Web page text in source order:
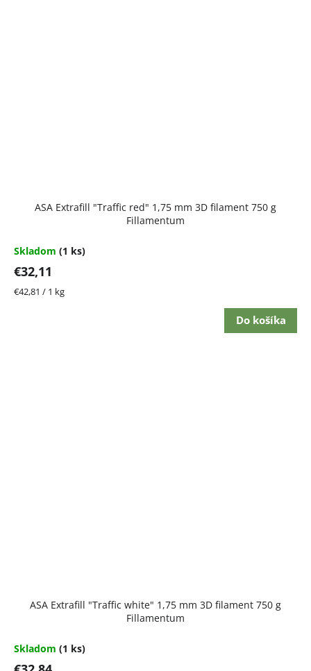
ASA Extrafill "Traffic red" 1,75 mm 3D filament 750 g
Fillamentum
Skladom (1 ks)
€32,11
Jednotková
€42,81 / 1 kg
Do košíka
ASA Extrafill "Traffic white" 1,75 mm 3D filament 750 g
Fillamentum
Skladom (1 ks)